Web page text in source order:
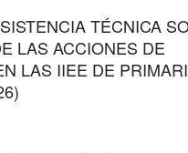
TÉCNICA
LAS ACCIONES DE
LAS IIEE DE